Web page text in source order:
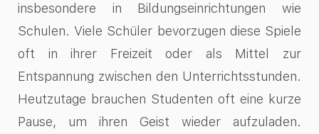
insbesondere in Bildungseinrichtungen wie
Schulen. Viele Schüler bevorzugen diese Spiele
oft in ihrer Freizeit oder als Mittel zur
Entspannung zwischen den Unterrichtsstunden.
Heutzutage brauchen Studenten oft eine kurze
Pause, um ihren Geist wieder aufzuladen.